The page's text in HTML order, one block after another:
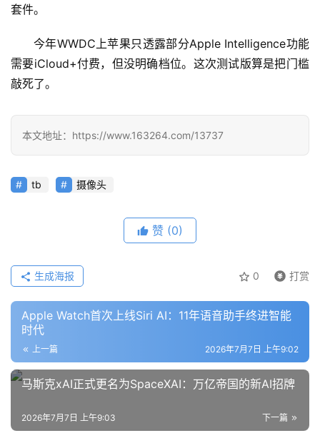
业
/
文
程
型
框
架
报
告
登录 注册
套件。
今年WWDC上苹果只透露部分Apple Intelligence功能
需要iCloud+付费，但没明确档位。这次测试版算是把门槛
敲死了。
本文地址：https://www.163264.com/13737
tb 摄像头
赞 (0)
0 打赏
生成海报
Apple Watch首次上线Siri AI：11年语音助手终进智能
时代
上一篇 2026年7月7日 上午9:02
马斯克xAI正式更名为SpaceXAI：万亿帝国的新AI招牌
下一篇
2026年7月7日 上午9:03